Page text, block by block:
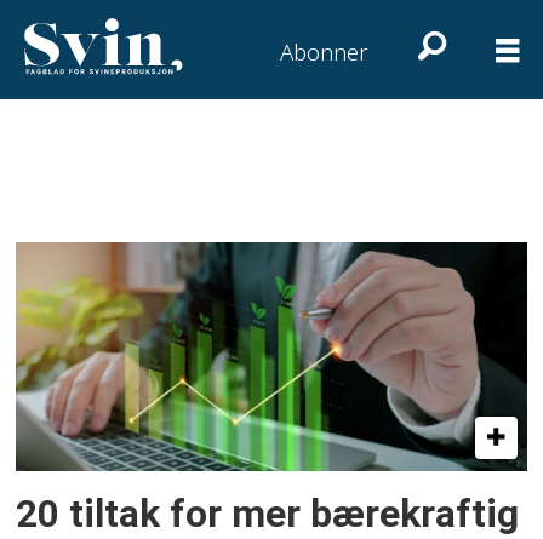
Abonner
20 tiltak for mer bærekraftig